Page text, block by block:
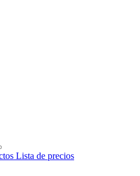
Lista de precios